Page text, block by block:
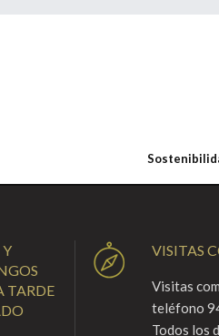
Y
TARDE
VISITAS
Visitas
teléfono
Todos los